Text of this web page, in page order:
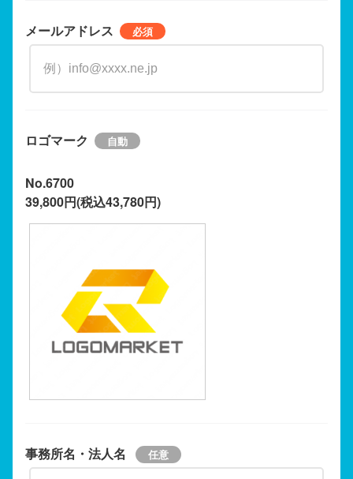
メールアドレス
ロゴマーク
No.6700
39,800円(税込43,780円)
事務所名・法人名